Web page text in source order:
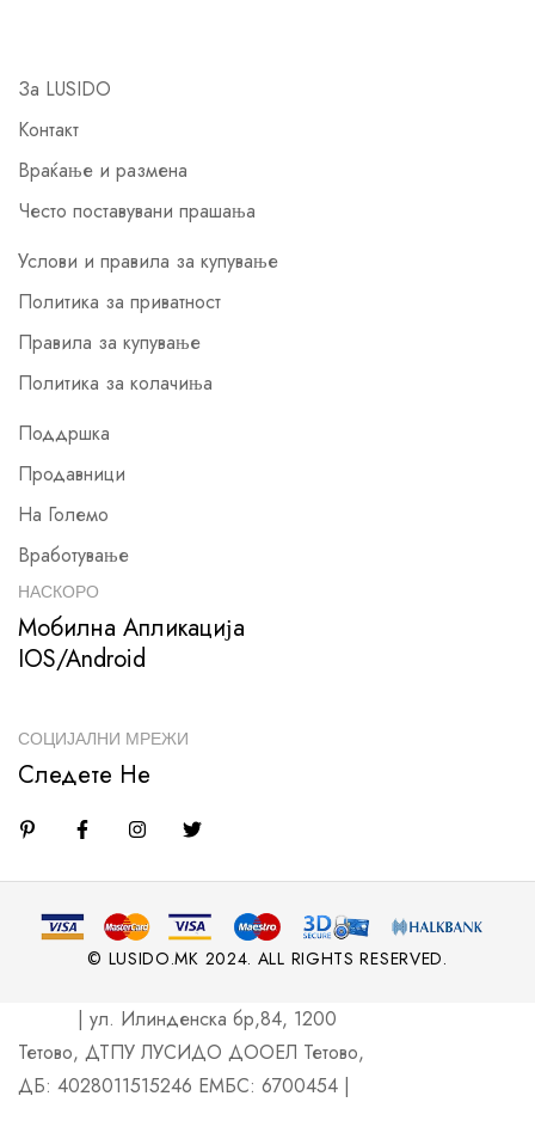
За LUSIDO
Контакт
Враќање и размена
Често поставувани прашања
Услови и правила за купување
Политика за приватност
Правила за купување
Политика за колачиња
Поддршка
Продавници
На Големо
Вработување
НАСКОРО
Мобилна Апликација
IOS/Android
СОЦИЈАЛНИ МРЕЖИ
Следете Не
© LUSIDO.MK 2024. ALL RIGHTS RESERVED.
| ул. Илинденска бр,84, 1200
Тетово, ДТПУ ЛУСИДО ДООЕЛ Тетово,
ДБ: 4028011515246 ЕМБС: 6700454 |